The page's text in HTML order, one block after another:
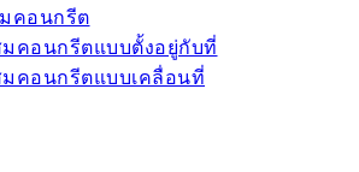
คอนกรีต
คอนกรีตแบบตั้งอยู่กับที่
คอนกรีตแบบเคลื่อนที่